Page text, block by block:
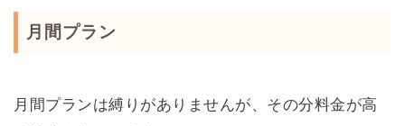
月間プラン
月間プランは縛りがありませんが、その分料金が高